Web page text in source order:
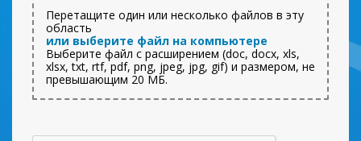
Перетащите один или несколько файлов в эту
область
или выберите файл на компьютере
Выберите файл с расширением (doc, docx, xls,
xlsx, txt, rtf, pdf, png, jpeg, jpg, gif) и размером, не
превышающим 20 МБ.